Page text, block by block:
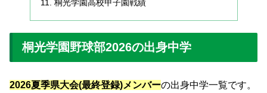
桐光学園高校甲子園戦績
桐光学園野球部2026の出身中学
2026夏季県大会(最終登録)メンバーの出身中学一覧です。